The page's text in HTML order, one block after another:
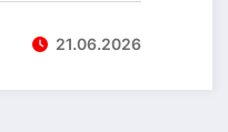
21.06.2026